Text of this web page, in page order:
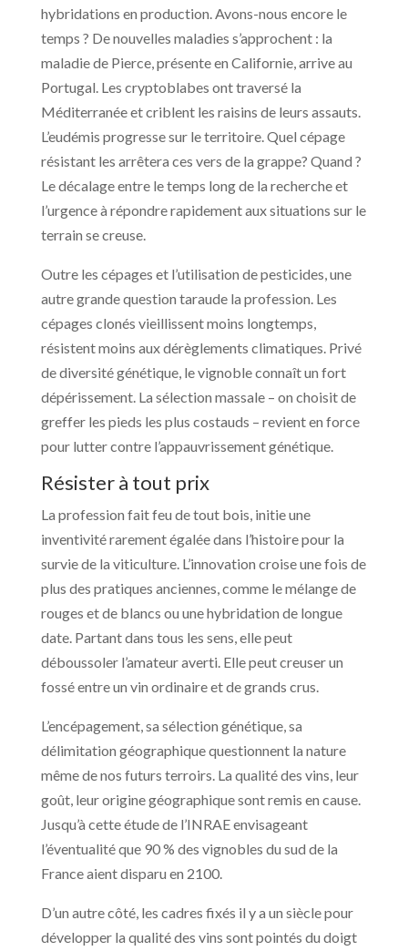
hybridations en production. Avons-nous encore le
temps ? De nouvelles maladies s’approchent : la
maladie de Pierce, présente en Californie, arrive au
Portugal. Les cryptoblabes ont traversé la
Méditerranée et criblent les raisins de leurs assauts.
L’eudémis progresse sur le territoire. Quel cépage
résistant les arrêtera ces vers de la grappe? Quand ?
Le décalage entre le temps long de la recherche et
l’urgence à répondre rapidement aux situations sur le
terrain se creuse.
Outre les cépages et l’utilisation de pesticides, une
autre grande question taraude la profession. Les
cépages clonés vieillissent moins longtemps,
résistent moins aux dérèglements climatiques. Privé
de diversité génétique, le vignoble connaît un fort
dépérissement. La sélection massale – on choisit de
greffer les pieds les plus costauds – revient en force
pour lutter contre l’appauvrissement génétique.
Résister à tout prix
La profession fait feu de tout bois, initie une
inventivité rarement égalée dans l’histoire pour la
survie de la viticulture. L’innovation croise une fois de
plus des pratiques anciennes, comme le mélange de
rouges et de blancs ou une hybridation de longue
date. Partant dans tous les sens, elle peut
déboussoler l’amateur averti. Elle peut creuser un
fossé entre un vin ordinaire et de grands crus.
L’encépagement, sa sélection génétique, sa
délimitation géographique questionnent la nature
même de nos futurs terroirs. La qualité des vins, leur
goût, leur origine géographique sont remis en cause.
Jusqu’à cette étude de l’INRAE envisageant
l’éventualité que 90 % des vignobles du sud de la
France aient disparu en 2100.
D’un autre côté, les cadres fixés il y a un siècle pour
développer la qualité des vins sont pointés du doigt